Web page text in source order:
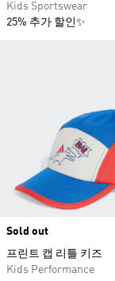
Kids Sportswear
25% 추가 할인✨
Sold out
프린트 캡 리틀 키즈
Kids Performance